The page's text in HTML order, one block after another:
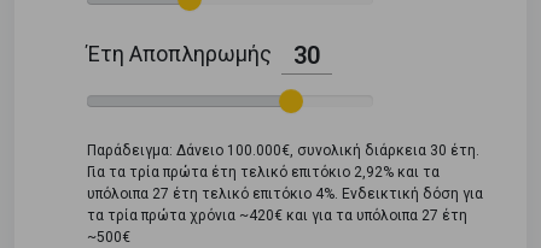
Έτη Αποπληρωμής 30
Παράδειγμα: Δάνειο 100.000€, συνολική διάρκεια 30 έτη.
Για τα τρία πρώτα έτη τελικό επιτόκιο 2,92% και τα
υπόλοιπα 27 έτη τελικό επιτόκιο 4%. Ενδεικτική δόση για
τα τρία πρώτα χρόνια ~420€ και για τα υπόλοιπα 27 έτη
~500€